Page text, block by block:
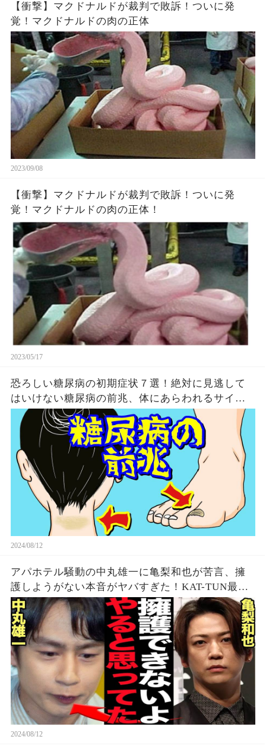
【衝撃】マクドナルドが裁判で敗訴！ついに発
覚！マクドナルドの肉の正体
2023/09/08
【衝撃】マクドナルドが裁判で敗訴！ついに発
覚！マクドナルドの肉の正体！
2023/05/17
恐ろしい糖尿病の初期症状７選！絶対に見逃して
はいけない糖尿病の前兆、体にあらわれるサイン
とは？
2024/08/12
アパホテル騒動の中丸雄一に亀梨和也が苦言、擁
護しようがない本音がヤバすぎた！KAT-TUN最初
期の若い頃から見てきた本性に驚愕…【芸能】
2024/08/12